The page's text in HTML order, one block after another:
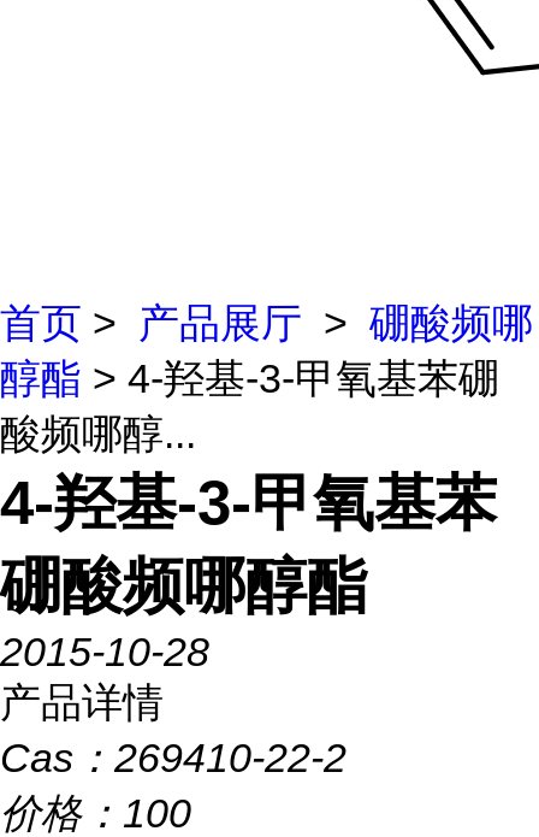
首页 > 产品展厅 > 硼酸频哪
醇酯 > 4-羟基-3-甲氧基苯硼
酸频哪醇...
4-羟基-3-甲氧基苯
硼酸频哪醇酯
2015-10-28
产品详情
Cas： 269410-22-2
价格： 100